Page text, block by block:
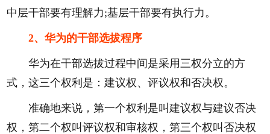
中层干部要有理解力;基层干部要有执行力。
2、华为的干部选拔程序
华为在干部选拔过程中间是采用三权分立的方
式，这三个权利是：建议权、评议权和否决权。
准确地来说，第一个权利是叫建议权与建议否决
权，第二个权叫评议权和审核权，第三个权叫否决权